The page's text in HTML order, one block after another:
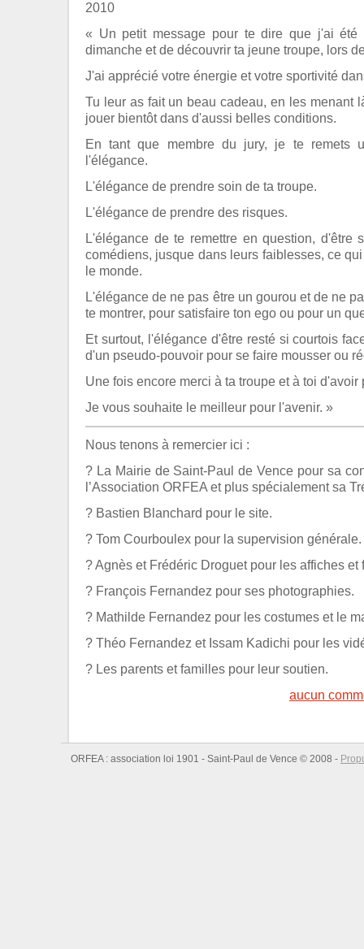
2010
« Un petit message pour te dire que j'ai été
dimanche et de découvrir ta jeune troupe, lors
J'ai apprécié votre énergie et votre sportivité
Tu leur as fait un beau cadeau, en les menant
jouer bientôt dans d'aussi belles conditions.
En tant que membre du jury, je te remets
l'élégance.
L'élégance de prendre soin de ta troupe.
L'élégance de prendre des risques.
L'élégance de te remettre en question, d'être
comédiens, jusque dans leurs faiblesses, ce
le monde.
L'élégance de ne pas être un gourou et de ne
te montrer, pour satisfaire ton ego ou pour un
Et surtout, l'élégance d'être resté si courtois
d'un pseudo-pouvoir pour se faire mousser ou
Une fois encore merci à ta troupe et à toi d'avoir
Je vous souhaite le meilleur pour l'avenir. »
Nous tenons à remercier ici :
? La Mairie de Saint-Paul de Vence pour sa
l’Association ORFEA et plus spécialement sa
? Bastien Blanchard pour le site.
? Tom Courboulex pour la supervision générale.
? Agnès et Frédéric Droguet pour les affiches et
? François Fernandez pour ses photographies.
? Mathilde Fernandez pour les costumes et le
? Théo Fernandez et Issam Kadichi pour les
? Les parents et familles pour leur soutien.
aucun
ORFEA : association loi 1901 - Saint-Paul de Vence © 2008 -